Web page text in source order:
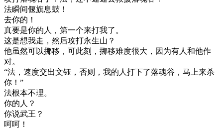
法瞬间偃旗息鼓！
去你的！
真要是你的人，第一个来打我了。
这是想我走，然后攻打永生山？
他虽然可以挪移，可此刻，挪移难度很大，因为有人和他作
对。
“法，速度交出文钰，否则，我的人打下了落魂谷，马上来杀
你！”
法根本不理。
你的人？
你说武王？
呵呵！